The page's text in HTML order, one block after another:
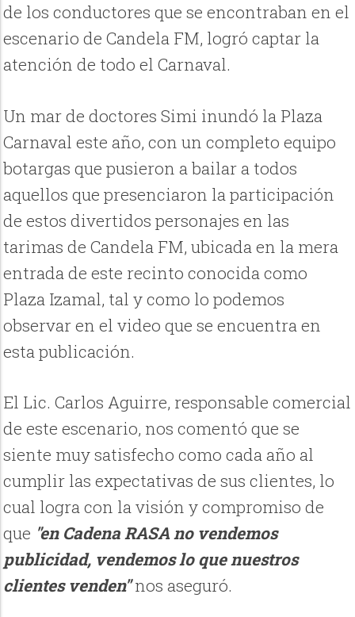
de los conductores que se encontraban en el
escenario de Candela FM, logró captar la
atención de todo el Carnaval.
Un mar de doctores Simi inundó la Plaza
Carnaval este año, con un completo equipo
botargas que pusieron a bailar a todos
aquellos que presenciaron la participación
de estos divertidos personajes en las
tarimas de Candela FM, ubicada en la mera
entrada de este recinto conocida como
Plaza Izamal, tal y como lo podemos
observar en el video que se encuentra en
esta publicación.
El Lic. Carlos Aguirre, responsable comercial
de este escenario, nos comentó que se
siente muy satisfecho como cada año al
cumplir las expectativas de sus clientes, lo
cual logra con la visión y compromiso de
que "en Cadena RASA no vendemos
publicidad, vendemos lo que nuestros
clientes venden"nos aseguró.